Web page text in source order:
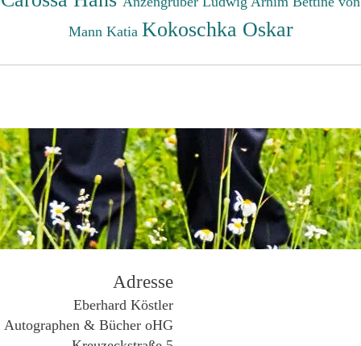
Mann Katia Kokoschka Oskar
Adresse
Eberhard Köstler
Autographen & Bücher oHG